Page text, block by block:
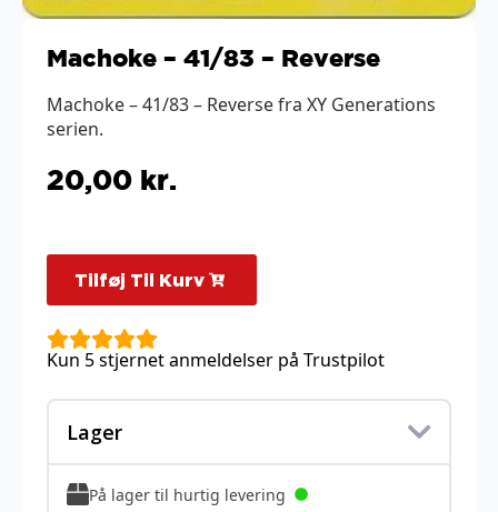
Machoke – 41/83 – Reverse
Machoke – 41/83 – Reverse fra XY Generations
serien.
20,00 kr.
Tilføj Til Kurv
Kun 5 stjernet anmeldelser på Trustpilot
Lager
På lager til hurtig levering